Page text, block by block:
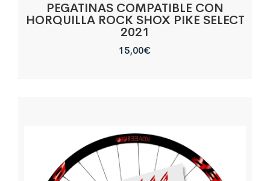
PEGATINAS COMPATIBLE CON
HORQUILLA ROCK SHOX PIKE SELECT
2021
15,00€